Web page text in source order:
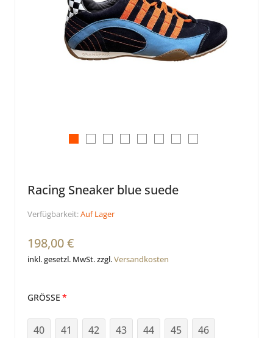
Racing Sneaker blue suede
Verfügbarkeit:Auf Lager
198,00 €
inkl. gesetzl. MwSt. zzgl.Versandkosten
GRÖSSE
40 41 42 43 44 45
46